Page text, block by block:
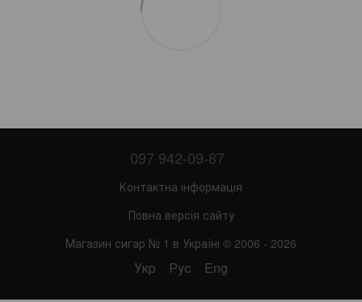
097 942-09-87
Контактна інформація
Повна версія сайту
Магазин сигар № 1 в Україні © 2006 - 2026
Укр Рус Eng